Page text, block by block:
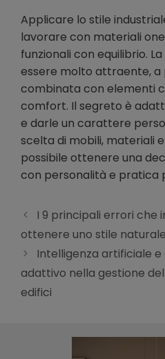
Applicare lo stile
lavorare con materiali
funzionali con equilibrio.
essere molto attraente, a
combinata con elementi
comfort. Il segreto è
e darle un carattere
scelta di mobili, materiali
possibile ottenere una
con personalità e pratica
I 9 principali errori che
ottenere uno stile naturale
Intelligenza artificiale
adattivo nella gestione
edifici